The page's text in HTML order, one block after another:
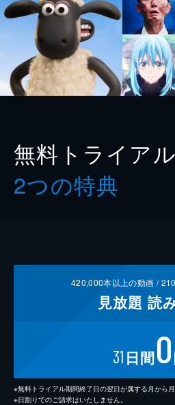
無料トライア
2つの特典
420,000本以上の動画 /210
見放題 読
31 日間0
※無料トライアル期間終了日の翌日が属する月から月
※日割りでのご請求はいたしません。